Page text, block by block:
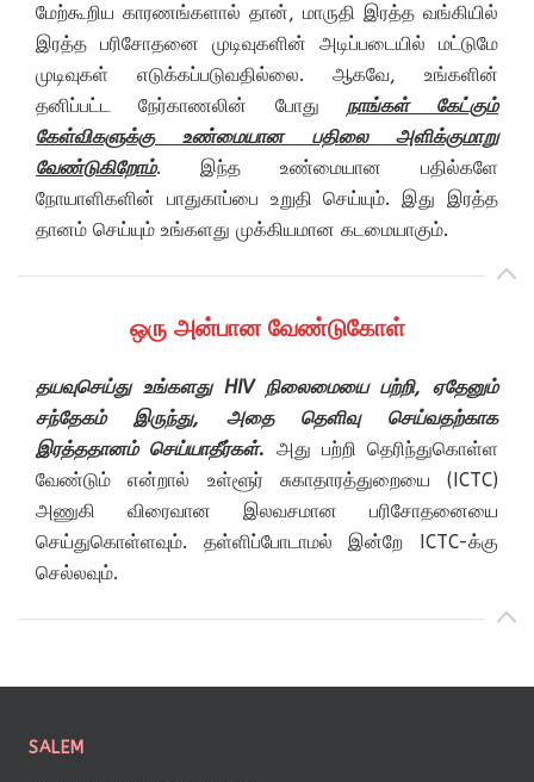
மேற்கூறிய காரணங்களால் தான், மாருதி இரத்த வங்கியில்
இரத்த பரிசோதனை முடிவுகளின் அடிப்படையில் மட்டுமே
முடிவுகள் எடுக்கப்படுவதில்லை. ஆகவே, உங்களின்
தனிப்பட்ட நேர்காணலின் போது நாங்கள் கேட்கும்
கேள்விகளுக்கு உண்மையான பதிலை அளிக்குமாறு
வேண்டுகிறோம். இந்த உண்மையான பதில்களே
நோயாளிகளின் பாதுகாப்பை உறுதி செய்யும். இது இரத்த
தானம் செய்யும் உங்களது முக்கியமான கடமையாகும்.
ஒரு அன்பான வேண்டுகோள்
தயவுசெய்து உங்களது HIV நிலைமையை பற்றி, ஏதேனும்
சந்தேகம் இருந்து, அதை தெளிவு செய்வதற்காக
இரத்ததானம் செய்யாதீர்கள். அது பற்றி தெரிந்துகொள்ள
வேண்டும் என்றால் உள்ளூர் சுகாதாரத்துறையை (ICTC)
அணுகி விரைவான இலவசமான பரிசோதனையை
செய்துகொள்ளவும். தள்ளிப்போடாமல் இன்றே ICTC-க்கு
செல்லவும்.
SALEM